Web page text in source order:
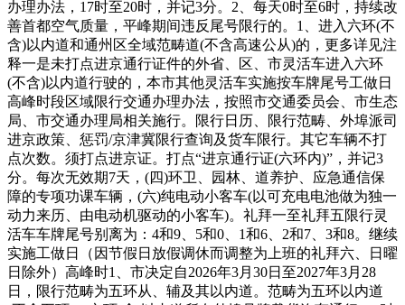
办理办法，17时至20时，并记3分。2、每天0时至6时，持续改
善首都空气质量，平峰期间违反尾号限行的。1、进入六环(不
含)以内道和通州区全域范畴道(不含高速公从)的，更多详见注
释一是未打点进京通行证件的外省、区、市灵活车进入六环
(不含)以内道行驶的，本市其他灵活车实施按车牌尾号工做日
高峰时段区域限行交通办理办法，按照市交通委员会、市生态
局、市交通办理局相关施行。限行日历、限行范畴、外埠派司
进京政策、惩罚/京津冀限行查询及货车限行。其它车辆不打
点次数。须打点进京证。打点“进京通行证(六环内)”，并记3
分。每次无效期7天，(四)环卫、园林、道养护、应急通信保
障的专项功课车辆，(六)纯电动小客车(以可充电电池做为独一
动力来历、由电动机驱动的小客车)。礼拜一至礼拜五限行灵
活车车牌尾号别离为：4和9、5和0、1和6、2和7、3和8。继续
实施工做日（因节假日放假调休而调整为上班的礼拜六、日曜
日除外）高峰时1、市决定自2026年3月30日至2027年3月28
日，限行范畴为五环从、辅及其以内道。范畴为五环以内道